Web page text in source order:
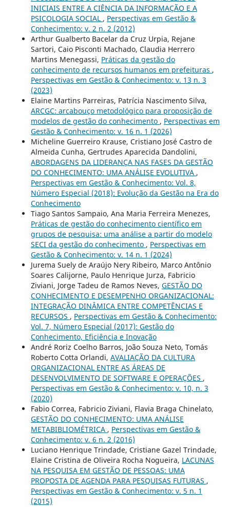
INICIAIS ENTRE A CIÊNCIA DA INFORMAÇÃO E A
PSICOLOGIA SOCIAL , Perspectivas em Gestão &
Conhecimento: v. 2 n. 2 (2012)
Arthur Gualberto Bacelar da Cruz Urpia, Rejane
Sartori, Caio Pisconti Machado, Claudia Herrero
Martins Menegassi, Práticas da gestão do
conhecimento de recursos humanos em prefeituras ,
Perspectivas em Gestão & Conhecimento: v. 13 n. 3
(2023)
Elaine Martins Parreiras, Patrícia Nascimento Silva,
ARCGC: arcabouço metodológico para proposição de
modelos de gestão do conhecimento , Perspectivas em
Gestão & Conhecimento: v. 16 n. 1 (2026)
Micheline Guerreiro Krause, Cristiano José Castro de
Almeida Cunha, Gertrudes Aparecida Dandolini,
ABORDAGENS DA LIDERANÇA NAS FASES DA GESTÃO
DO CONHECIMENTO: UMA ANÁLISE EVOLUTIVA ,
Perspectivas em Gestão & Conhecimento: Vol. 8,
Número Especial (2018): Evolução da Gestão na Era do
Conhecimento
Tiago Santos Sampaio, Ana Maria Ferreira Menezes,
Práticas de gestão do conhecimento científico em
grupos de pesquisa: uma análise a partir do modelo
SECI da gestão do conhecimento , Perspectivas em
Gestão & Conhecimento: v. 14 n. 1 (2024)
Jurema Suely de Araújo Nery Ribeiro, Marco Antônio
Soares Calijorne, Paulo Henrique Jurza, Fabricio
Ziviani, Jorge Tadeu de Ramos Neves, GESTÃO DO
CONHECIMENTO E DESEMPENHO ORGANIZACIONAL:
INTEGRAÇÃO DINÂMICA ENTRE COMPETÊNCIAS E
RECURSOS , Perspectivas em Gestão & Conhecimento:
Vol. 7, Número Especial (2017): Gestão do
Conhecimento, Eficiência e Inovação
André Roriz Coelho Barros, João Souza Neto, Tomás
Roberto Cotta Orlandi, AVALIAÇÃO DA CULTURA
ORGANIZACIONAL ENTRE AS ÁREAS DE
DESENVOLVIMENTO DE SOFTWARE E OPERAÇÕES ,
Perspectivas em Gestão & Conhecimento: v. 10, n. 3
(2020)
Fabio Correa, Fabricio Ziviani, Flavia Braga Chinelato,
GESTÃO DO CONHECIMENTO: UMA ANÁLISE
METABIBLIOMÉTRICA , Perspectivas em Gestão &
Conhecimento: v. 6 n. 2 (2016)
Luciano Henrique Trindade, Cristiane Gazel Trindade,
Elaine Cristina de Oliveira Rocha Nogueira, LACUNAS
NA PESQUISA EM GESTÃO DE PESSOAS: UMA
PROPOSTA DE AGENDA PARA PESQUISAS FUTURAS ,
Perspectivas em Gestão & Conhecimento: v. 5 n. 1
(2015)